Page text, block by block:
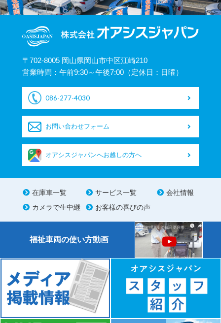
〒702-8005 岡山県岡山市中区江崎210
営業時間：午前9:30～午後7:00（定休日：日曜）
086-277-4030
お問い合わせフォーム
オアシスジャパンへお越しの方へ
在庫車一覧 サービス一覧
会社情報
カメラで生中継
お客様の喜びの声
福祉車両の使い方動画